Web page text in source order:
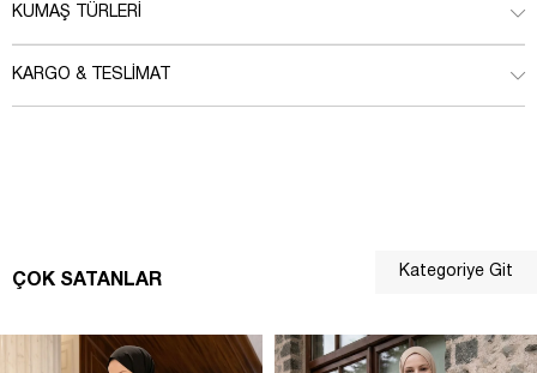
KUMAŞ TÜRLERI
KARGO & TESLIMAT
ÇOK SATANLAR
Kategoriye Git